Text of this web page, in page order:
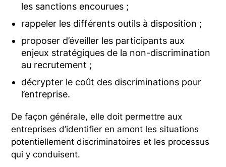
les sanctions encourues ;
rappeler les différents outils à disposition ;
proposer d’éveiller les participants aux
enjeux stratégiques de la non-discrimination
au recrutement ;
décrypter le coût des discriminations pour
l’entreprise.
De façon générale, elle doit permettre aux
entreprises d’identifier en amont les situations
potentiellement discriminatoires et les processus
qui y conduisent.